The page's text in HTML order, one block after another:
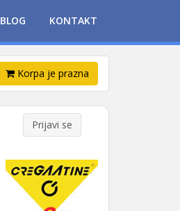
BLOG KONTAKT
Korpa je prazna
Prijavi se